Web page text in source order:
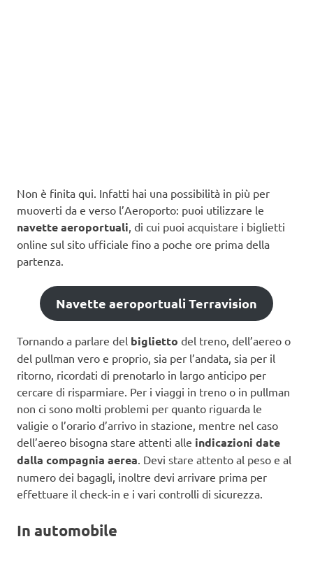
Non è finita qui. Infatti hai una possibilità in più per
muoverti da e verso l’Aeroporto: puoi utilizzare le
navette aeroportuali, di cui puoi acquistare i biglietti
online sul sito ufficiale fino a poche ore prima della
partenza.
Navette aeroportuali Terravision
Tornando a parlare del biglietto del treno, dell’aereo o
del pullman vero e proprio, sia per l’andata, sia per il
ritorno, ricordati di prenotarlo in largo anticipo per
cercare di risparmiare. Per i viaggi in treno o in pullman
non ci sono molti problemi per quanto riguarda le
valigie o l’orario d’arrivo in stazione, mentre nel caso
dell’aereo bisogna stare attenti alle indicazioni date
dalla compagnia aerea . Devi stare attento al peso e al
numero dei bagagli, inoltre devi arrivare prima per
effettuare il check-in e i vari controlli di sicurezza.
In automobile